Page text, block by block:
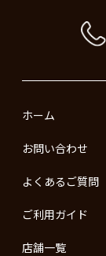
ホーム
お問い合わせ
よくあるご質問
ご利用ガイド
店舗一覧